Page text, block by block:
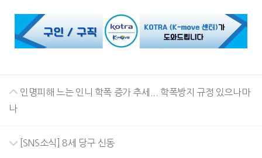
인명피해 느는 인니 학폭 증가 추세... 학폭방지 규정 있으나마
나
[SNS소식] 8세 당구 신동